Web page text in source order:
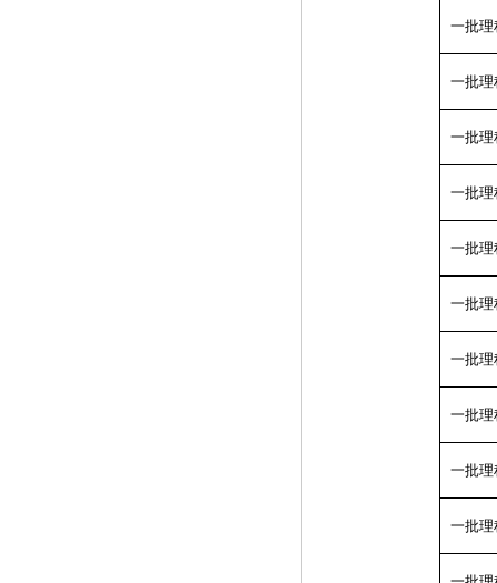
一批理
一批理
一批理
一批理
一批理
一批理
一批理
一批理
一批理
一批理